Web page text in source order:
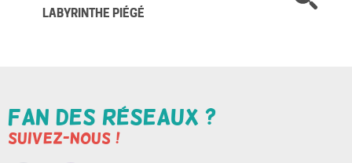
LABYRINTHE PIÉGÉ
Fan des réseaux ?
Suivez-nous !